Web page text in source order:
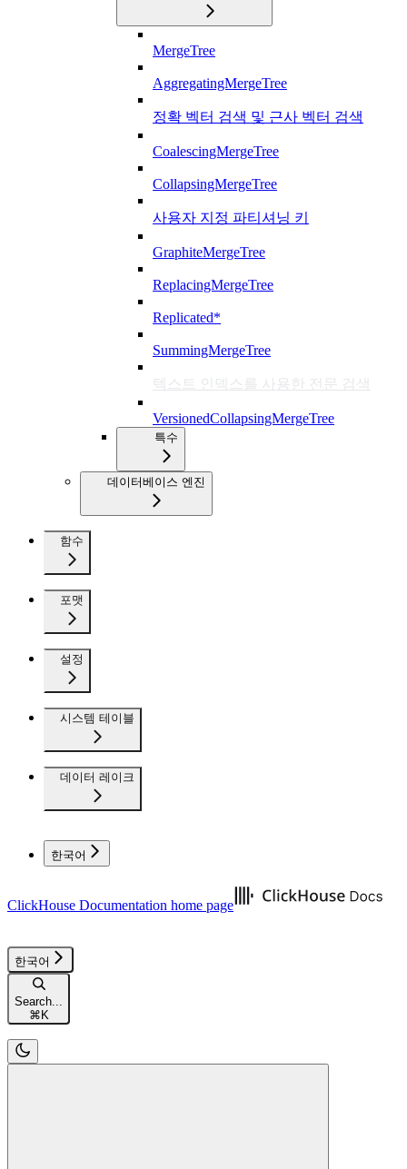
MergeTree
AggregatingMergeTree
정확 벡터 검색 및 근사 벡터 검색
CoalescingMergeTree
CollapsingMergeTree
사용자 지정 파티셔닝 키
GraphiteMergeTree
ReplacingMergeTree
Replicated*
SummingMergeTree
텍스트 인덱스를 사용한 전문 검색
VersionedCollapsingMergeTree
특수
데이터베이스 엔진
함수
포맷
설정
시스템 테이블
데이터 레이크
한국어
ClickHouse Documentation home page
한국어
Search...
⌘K